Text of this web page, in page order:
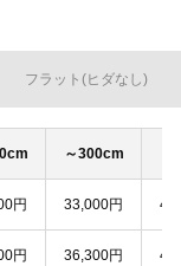
フラット(ヒダなし)
～300cm
円 33,000円
円 36,300円